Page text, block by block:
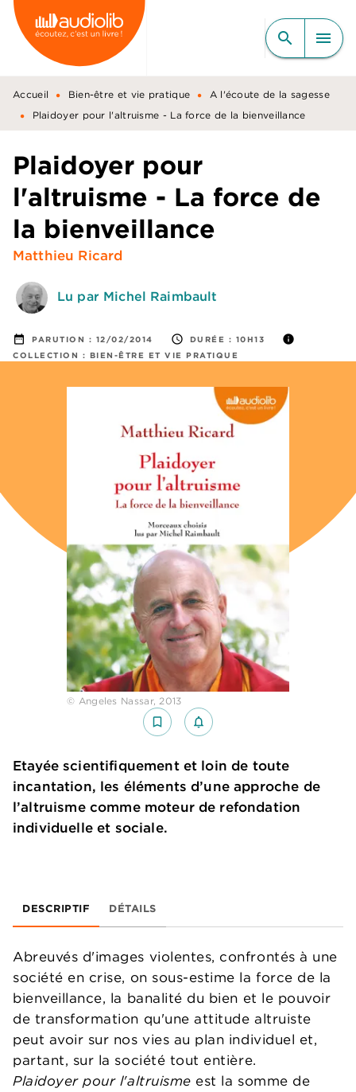
MENU RECHERCHE
CONTENU
PIED DE PAGE
search menu
Accueil • Bien-être et vie pratique • A l'écoute de la sagesse
• Plaidoyer pour l'altruisme - La force de la bienveillance
Plaidoyer pour
l'altruisme - La force de
la bienveillance
Matthieu Ricard
Lu par Michel Raimbault
date_range PARUTION : 12/02/2014 access_time DURÉE : 10H13 info
COLLECTION : BIEN-ÊTRE ET VIE PRATIQUE
© Angeles Nassar, 2013
bookmark_border notifications_none_outlined
Etayée scientifiquement et loin de toute
incantation, les éléments d’une approche de
l’altruisme comme moteur de refondation
individuelle et sociale.
DESCRIPTIF DÉTAILS
Abreuvés d'images violentes, confrontés à une
société en crise, on sous-estime la force de la
bienveillance, la banalité du bien et le pouvoir
de transformation qu'une attitude altruiste
peut avoir sur nos vies au plan individuel et,
partant, sur la société tout entière.
Plaidoyer pour l'altruisme est la somme de